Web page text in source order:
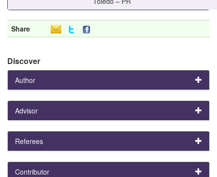
Share
Discover
Author
Advisor
Referees
Contributor